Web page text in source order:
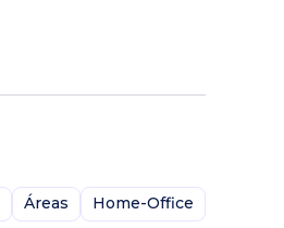
Áreas Home-Office